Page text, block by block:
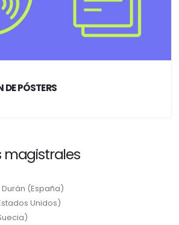
DE PÓSTERS
magistrales
(España)
Unidos)